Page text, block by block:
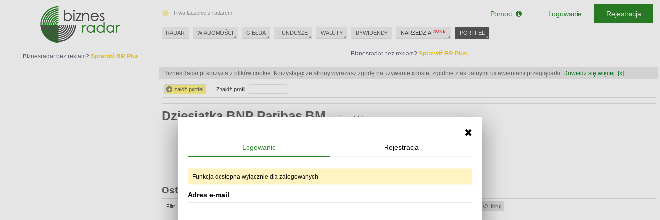
Biznesradar bez reklam? Sprawdź BR Plus
BiznesRadar.pl korzysta z plików cookie. Korzystając ze strony wyrażasz zgodę na używanie cookie, zgodnie z aktualnymi ustawieniami przeglądarki. Dowiedz się więcej. [x]
załóż portfel Znajdź profil:
Dziesiątka BNP Paribas BMwłaściciel:kk_
Sprawdź BR Plus
Ostatnie operacje
Filtr: filtruj
Biznesradar bez reklam? Sprawdź BR Plus
Trwa łączenie z radarem
RADAR WIADOMOŚCI GIEŁDA FUNDUSZE WALUTY DYWIDENDY NARZĘDZIA PORTFEL
Pomoc Logowanie Rejestracja
Logowanie Rejestracja
Funkcja dostępna wyłącznie dla zalogowanych
Adres e-mail